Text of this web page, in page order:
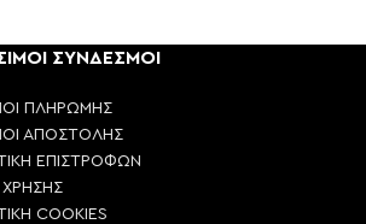
ΣΥΝΔΕΣΜΟΙ
ΠΛΗΡΩΜΗΣ
ΑΠΟΣΤΟΛΗΣ
ΕΠΙΣΤΡΟΦΩΝ
COOKIES